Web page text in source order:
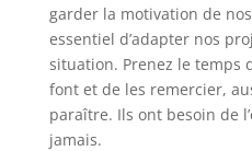
garder la motivation de
essentiel d’adapter nos
situation. Prenez le temps
font et de les remercier,
paraître. Ils ont besoin de
jamais.